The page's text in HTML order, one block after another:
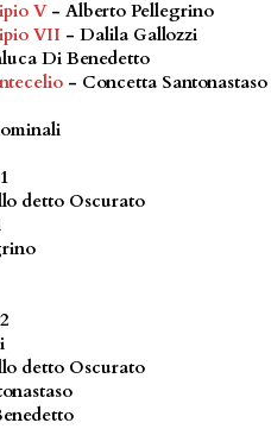
V- Alberto Pellegrino
VII - Dalila Gallozzi
Di Benedetto
- Concetta Santonastaso
detto Oscurato
detto Oscurato